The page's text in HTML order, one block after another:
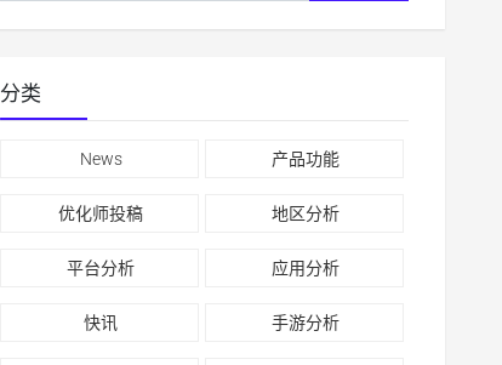
分类
News 产品功能
优化师投稿 地区分析
平台分析 应用分析
快讯 手游分析